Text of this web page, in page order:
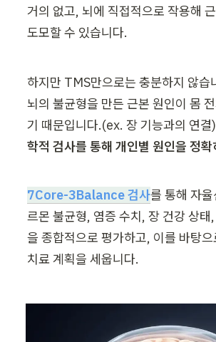
거의 없고, 뇌에 직접적으로 작용해
도모할 수 있습니다.
하지만 TMS만으로는 충분하지 않습
뇌의 불균형을 만든 근본 원인이 몸
기 때문입니다.(ex. 장 기능과의 연결
학적 검사를 통해 개인별 원인을 정확
7Core-3Balance 검사를 통해 자
르몬 불균형, 염증 수치, 장 건강 상태
을 종합적으로 평가하고, 이를 바탕
치료 계획을 세웁니다.